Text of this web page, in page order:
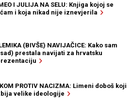
I JULIJA NA SELU: Knjiga kojoj se
i koja nikad nije iznevjerila
(BIVŠE) NAVIJAČICE: Kako sam
prestala navijati za hrvatsku
PROTIV NACIZMA: Limeni doboš koji
velike ideologije